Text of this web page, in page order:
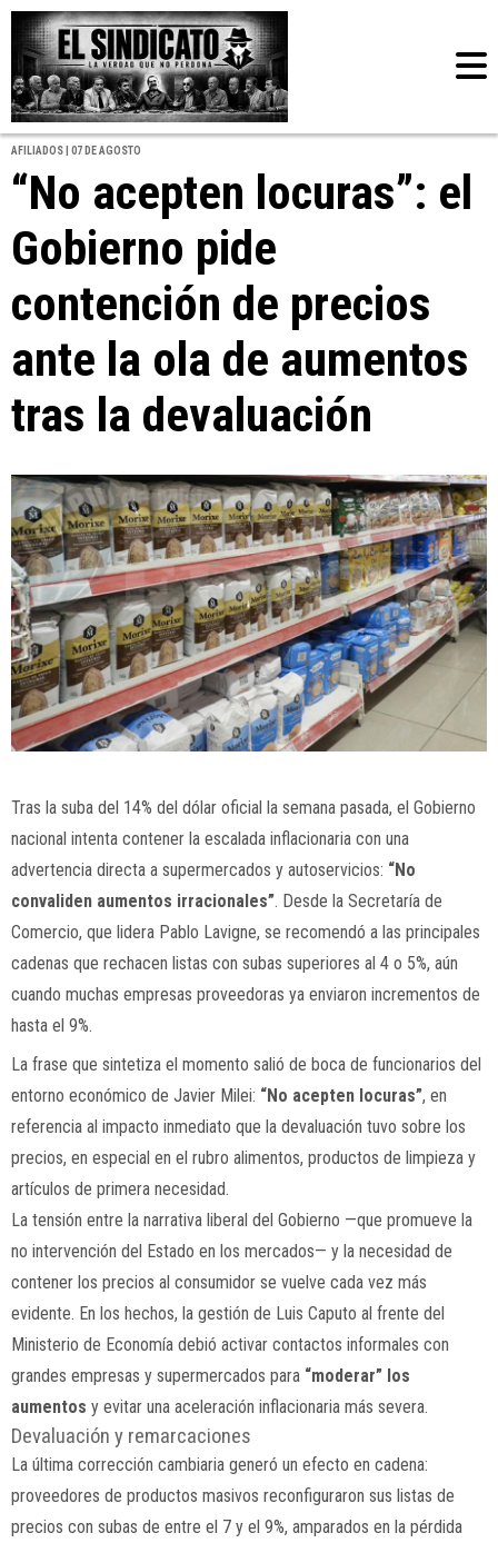
AFILIADOS | 07 DE AGOSTO
“No acepten locuras”: el
Gobierno pide
contención de precios
ante la ola de aumentos
tras la devaluación
Tras la suba del 14% del dólar oficial la semana pasada, el Gobierno
nacional intenta contener la escalada inflacionaria con una
advertencia directa a supermercados y autoservicios: “No
convaliden aumentos irracionales”. Desde la Secretaría de
Comercio, que lidera Pablo Lavigne, se recomendó a las principales
cadenas que rechacen listas con subas superiores al 4 o 5%, aún
cuando muchas empresas proveedoras ya enviaron incrementos de
hasta el 9%.
La frase que sintetiza el momento salió de boca de funcionarios del
entorno económico de Javier Milei: “No acepten locuras”, en
referencia al impacto inmediato que la devaluación tuvo sobre los
precios, en especial en el rubro alimentos, productos de limpieza y
artículos de primera necesidad.
La tensión entre la narrativa liberal del Gobierno —que promueve la
no intervención del Estado en los mercados— y la necesidad de
contener los precios al consumidor se vuelve cada vez más
evidente. En los hechos, la gestión de Luis Caputo al frente del
Ministerio de Economía debió activar contactos informales con
grandes empresas y supermercados para “moderar” los
aumentos y evitar una aceleración inflacionaria más severa.
Devaluación y remarcaciones
La última corrección cambiaria generó un efecto en cadena:
proveedores de productos masivos reconfiguraron sus listas de
precios con subas de entre el 7 y el 9%, amparados en la pérdida